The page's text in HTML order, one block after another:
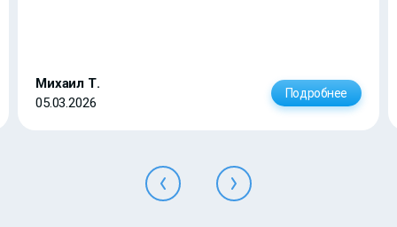
Михаил Т.
05.03.2026
Подробнее